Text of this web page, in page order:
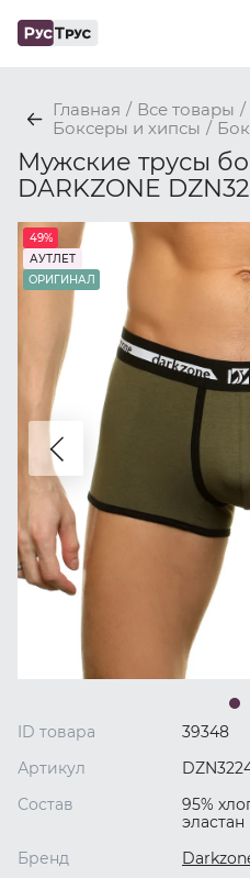
Главная / Все товары /
Боксеры и хипсы /
Мужские трусы
DARKZONE
49%
АУТЛЕТ
ОРИГИНАЛ
ID товара
39348
Артикул
Состав
95%
эластан
Бренд